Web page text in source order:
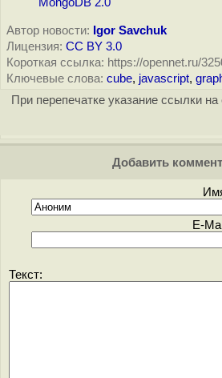
Автор новости: Igor Savchuk
Лицензия: CC BY 3.0
Короткая ссылка: https://opennet.ru/
Ключевые слова: cube, javascript,
При перепечатке указание ссылки
Добавить
E-
Текст: